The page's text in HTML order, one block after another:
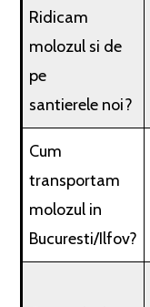
Ridicam
molozul si de
pe
santierele noi?
Cum
transportam
molozul in
Bucuresti/Ilfov?